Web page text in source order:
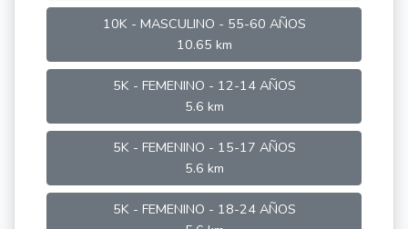
10K - MASCULINO - 55-60 AÑOS
10.65 km
5K - FEMENINO - 12-14 AÑOS
5.6 km
5K - FEMENINO - 15-17 AÑOS
5.6 km
5K - FEMENINO - 18-24 AÑOS